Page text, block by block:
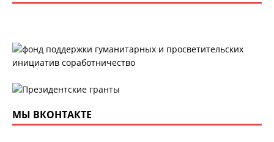
МЫ ВКОНТАКТЕ